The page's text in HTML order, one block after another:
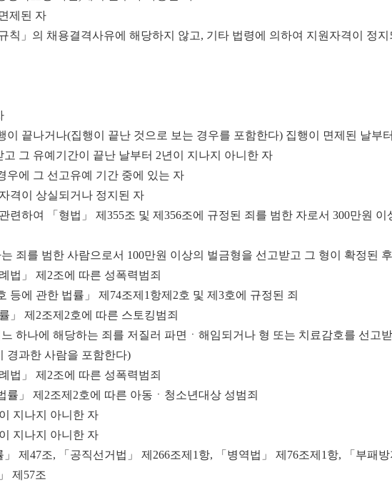
제된 자
칙」의 채용결격사유에 해당하지 않고, 기타 법령에 의하여 지원자격이 정
이 끝나거나(집행이 끝난 것으로 보는 경우를 포함한다) 집행이 면제된 날부터
그 유예기간이 끝난 날부터 2년이 지나지 아니한 자
우에 그 선고유예 기간 중에 있는 자
격이 상실되거나 정지된 자
련하여 「 형법 」 제 355조 및 제 356조에 규정된 죄를 범한 자로서 300만원 이
죄를 범한 사람으로서 100만원 이상의 벌금형을 선고받고 그 형이 확정된 후
법 」 제 2조에 따른 성폭력범죄
등에 관한 법률 」 제 74조제 1 항제 2호 및 제 3호에 규정된 죄
」 제 2조제 2호에 따른 스토킹범죄
하나에 해당하는 죄를 저질러 파면ㆍ해임되거나 형 또는 치료감호를 선고
경과한 사람을 포함한다)
법 」 제 2조에 따른 성폭력범죄
률 」 제 2조제 2호에 따른 아동ㆍ청소년대상 성범죄
지나지 아니한 자
지나지 아니한 자
제47조, 「공직선거법」 제266조제1항, 「병역법」 제76조제1항, 「부패
제57조